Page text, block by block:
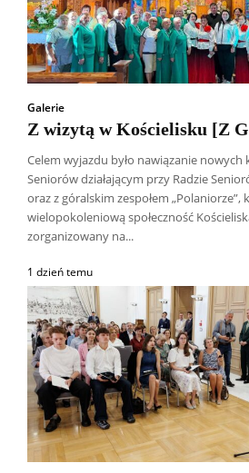
Galerie
Z wizytą w Kościelisku [Z
Celem wyjazdu było nawiązanie nowych
Seniorów działającym przy Radzie
oraz z góralskim zespołem „Polaniorze”,
wielopokoleniową społeczność
zorganizowany na...
1 dzień temu